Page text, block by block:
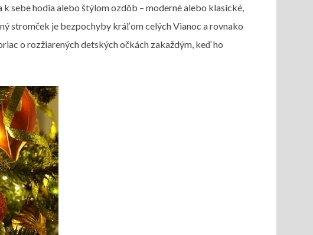
sebe hodia alebo štýlom ozdôb – moderné alebo klasické,
stromček je bezpochyby kráľom celých Vianoc a rovnako
o rozžiarených detských očkách zakaždým, keď ho